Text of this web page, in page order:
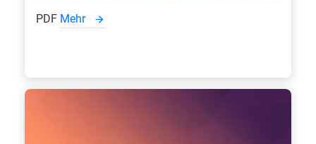
PDF Mehr